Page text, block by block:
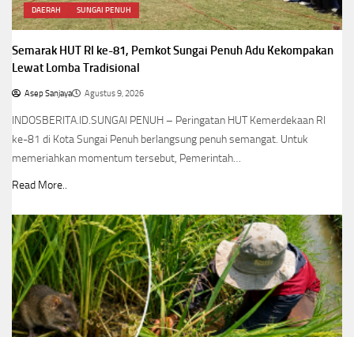
DAERAH SUNGAI PENUH
Semarak HUT RI ke-81, Pemkot Sungai Penuh Adu Kekompakan
Lewat Lomba Tradisional
Asep Sanjaya Agustus 9, 2026
INDOSBERITA.ID.SUNGAI PENUH – Peringatan HUT Kemerdekaan RI
ke-81 di Kota Sungai Penuh berlangsung penuh semangat. Untuk
memeriahkan momentum tersebut, Pemerintah…
Read More..